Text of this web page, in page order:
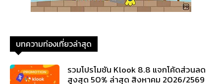
บทความท่องเที่ยวล่าสุด
รวมโปรโมชัน Klook 8.8 แจกโค้ดส่วนลด
สูงสุด 50% ล่าสุด สิงหาคม 2026/2569